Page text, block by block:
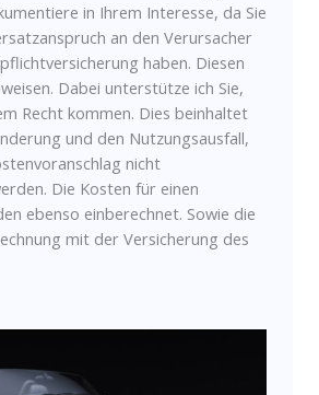
in Ihrem Interesse, da Sie
an den Verursacher
haben. Diesen
Dabei unterstütze ich Sie,
Recht kommen. Dies beinhaltet
und den Nutzungsausfall,
nicht
Die Kosten für einen
ebenso einberechnet. Sowie die
mit der Versicherung des